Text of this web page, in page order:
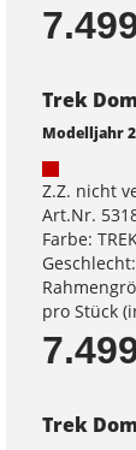
Trek
Modelljahr
Z.Z. nicht
Art.Nr.
Farbe:
pro Stück
Trek